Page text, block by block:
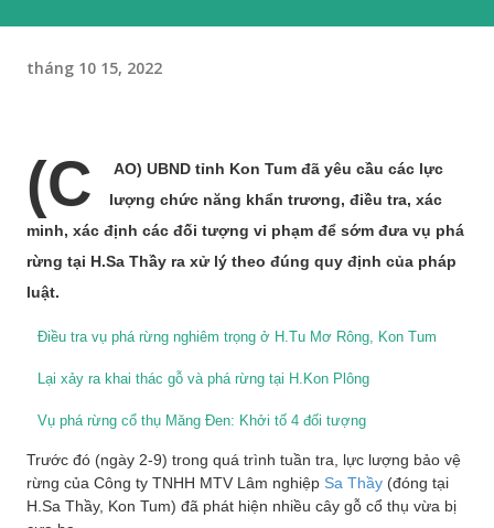
tháng 10 15, 2022
(C
AO) UBND tỉnh Kon Tum đã yêu cầu các lực
lượng chức năng khẩn trương, điều tra, xác
minh, xác định các đối tượng vi phạm để sớm đưa vụ phá
rừng tại H.Sa Thầy ra xử lý theo đúng quy định của pháp
luật.
Điều tra vụ phá rừng nghiêm trọng ở H.Tu Mơ Rông, Kon Tum
Lại xảy ra khai thác gỗ và phá rừng tại H.Kon Plông
Vụ phá rừng cổ thụ Măng Đen: Khởi tố 4 đối tượng
Trước đó (ngày 2-9) trong quá trình tuần tra, lực lượng bảo vệ
rừng của Công ty TNHH MTV Lâm nghiệp Sa Thầy (đóng tại
H.Sa Thầy, Kon Tum) đã phát hiện nhiều cây gỗ cổ thụ vừa bị